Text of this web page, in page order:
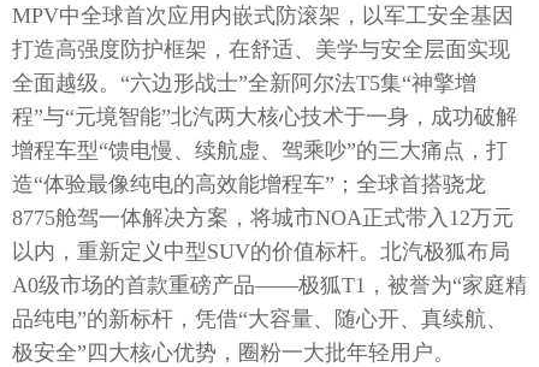
MPV中全球首次应用内嵌式防滚架，以军工安全基因
打造高强度防护框架，在舒适、美学与安全层面实现
全面越级。“六边形战士”全新阿尔法T5集“神擎增
程”与“元境智能”北汽两大核心技术于一身，成功破解
增程车型“馈电慢、续航虚、驾乘吵”的三大痛点，打
造“体验最像纯电的高效能增程车”；全球首搭骁龙
8775舱驾一体解决方案，将城市NOA正式带入12万元
以内，重新定义中型SUV的价值标杆。北汽极狐布局
A0级市场的首款重磅产品——极狐T1，被誉为“家庭精
品纯电”的新标杆，凭借“大容量、随心开、真续航、
极安全”四大核心优势，圈粉一大批年轻用户。